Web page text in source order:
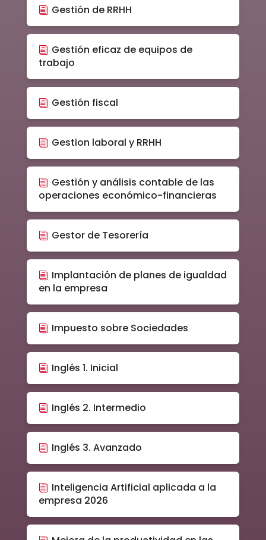
Gestión de RRHH
Gestión eficaz de equipos de
trabajo
Gestión fiscal
Gestion laboral y RRHH
Gestión y análisis contable de las
operaciones económico-financieras
Gestor de Tesorería
Implantación de planes de igualdad
en la empresa
Impuesto sobre Sociedades
Inglés 1. Inicial
Inglés 2. Intermedio
Inglés 3. Avanzado
Inteligencia Artificial aplicada a la
empresa 2026